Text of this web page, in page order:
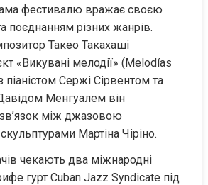
фестивалю вражає своєю
поєднанням різних жанрів.
Такео Такахаші
«Викувані мелодії» (Melodías
піаністом Сержі Сірвентом та
Менгуалем він
між джазовою
Мартіна Чіріно.
чекають два міжнародні
гурт Cuban Jazz Syndicate під